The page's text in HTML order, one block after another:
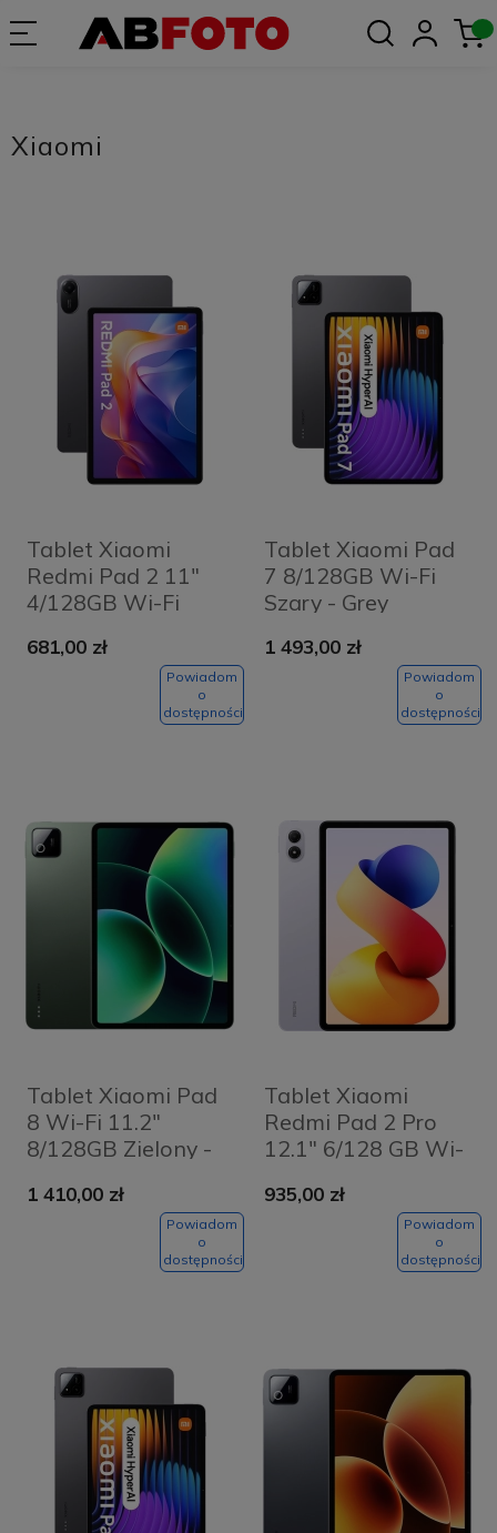
Xiaomi
Tablet Xiaomi
Redmi Pad 2 11"
4/128GB Wi-Fi
Graphite Grey
681,00 zł
Powiadom
o
dostępności
Tablet Xiaomi Pad
7 8/128GB Wi-Fi
Szary - Grey
1 493,00 zł
Powiadom
o
dostępności
Tablet Xiaomi Pad
8 Wi-Fi 11.2"
8/128GB Zielony -
1 410,00 zł
Powiadom
o
dostępności
Tablet Xiaomi
Redmi Pad 2 Pro
12.1" 6/128 GB Wi-
Lavender Purple
935,00 zł
Powiadom
o
dostępności